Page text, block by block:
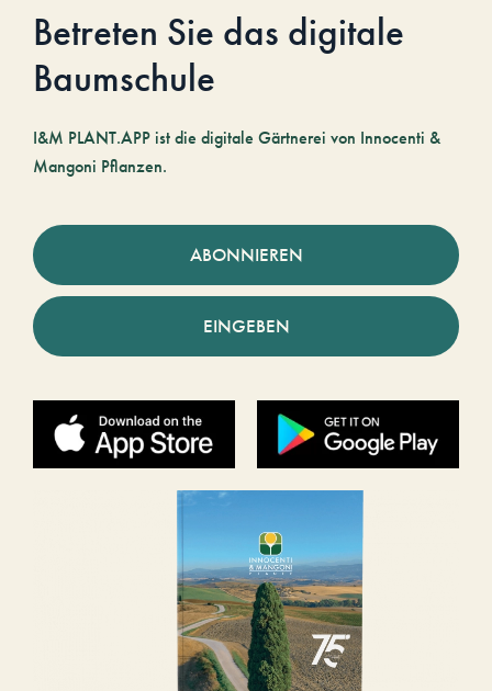
Betreten Sie das digitale
Baumschule
I&M PLANT.APP ist die digitale Gärtnerei von Innocenti &
Mangoni Pflanzen.
ABONNIEREN
EINGEBEN